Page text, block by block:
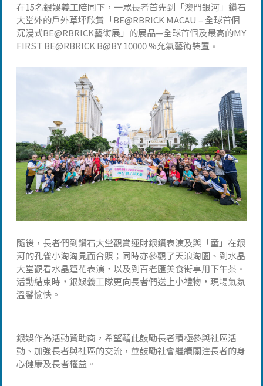
在15名銀娛義工陪同下，一眾長者首先到「澳門銀河」鑽石
大堂外的戶外草坪欣賞「BE@RBRICK MACAU – 全球首個
沉浸式BE@RBRICK藝術展」的展品—全球首個及最高的MY
FIRST BE@RBRICK B@BY 10000 %充氣藝術裝置。
隨後，長者們到鑽石大堂觀賞運財銀鑽表演及與「童」在銀
河的孔雀小淘淘見面合照；同時亦參觀了天浪淘園、到水晶
大堂觀看水晶蓮花表演，以及到百老匯美食街享用下午茶。
活動結束時，銀娛義工隊更向長者們送上小禮物，現場氣氛
溫馨愉快。
銀娛作為活動贊助商，希望藉此鼓勵長者積極參與社區活
動、加強長者與社區的交流，並鼓勵社會繼續關注長者的身
心健康及長者權益。